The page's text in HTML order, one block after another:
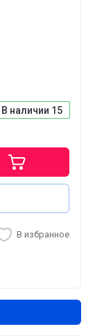
В наличии 15
В избранное